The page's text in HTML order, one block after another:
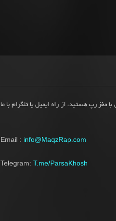
مغز رپ هستید، از راه ایمیل یا تلگرام با ما
Email : info@MaqzRap.com
Telegram:T.me/ParsaKhosh